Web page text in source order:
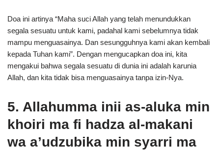
Doa ini artinya “Maha suci Allah yang telah menundukkan
segala sesuatu untuk kami, padahal kami sebelumnya tidak
mampu menguasainya. Dan sesungguhnya kami akan kembali
kepada Tuhan kami”. Dengan mengucapkan doa ini, kita
mengakui bahwa segala sesuatu di dunia ini adalah karunia
Allah, dan kita tidak bisa menguasainya tanpa izin-Nya.
5. Allahumma inii as-aluka min
khoiri ma fi hadza al-makani
wa a’udzubika min syarri ma